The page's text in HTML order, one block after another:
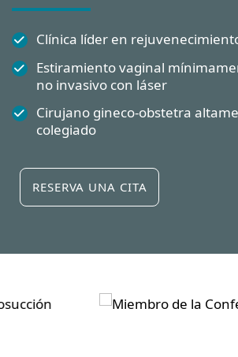
Clínica líder en
Estiramiento vaginal
no invasivo con láser
Cirujano gineco-obstetra
colegiado
RESERVA UNA CITA